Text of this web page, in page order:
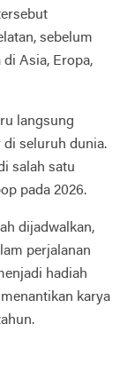
sebelum
Asia, Eropa,
langsung
di seluruh dunia.
salah satu
pada 2026.
dijadwalkan,
perjalanan
hadiah
karya